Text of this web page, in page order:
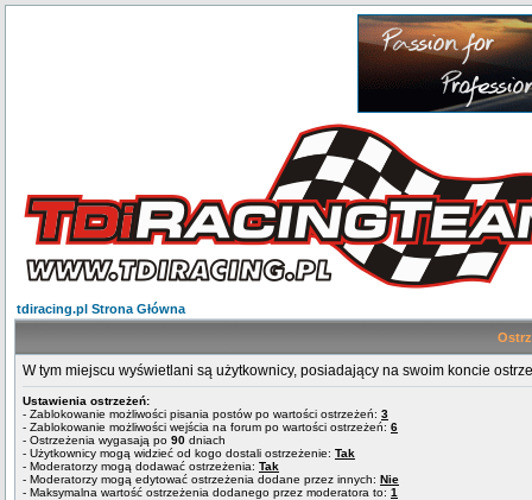
tdiracing.pl Strona Główna
W tym miejscu wyświetlani są użytkownicy, posiadający na swoim koncie
Ustawienia ostrzeżeń:
- Zablokowanie możliwości pisania postów po wartości ostrzeżeń: 3
- Zablokowanie możliwości wejścia na forum po wartości ostrzeżeń: 6
- Ostrzeżenia wygasają po 90 dniach
- Użytkownicy mogą widzieć od kogo dostali ostrzeżenie: Tak
- Moderatorzy mogą dodawać ostrzeżenia: Tak
- Moderatorzy mogą edytować ostrzeżenia dodane przez innych: Nie
- Maksymalna wartość ostrzeżenia dodanego przez moderatora to: 1